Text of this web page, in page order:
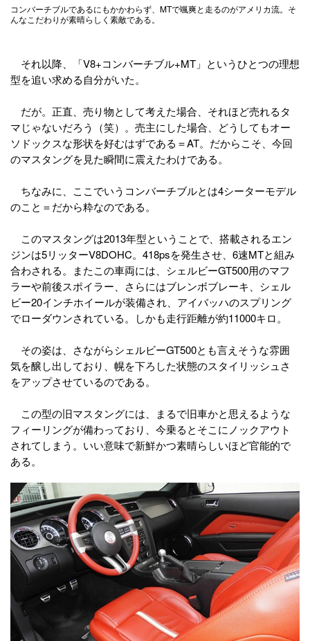
コンバーチブルであるにもかかわらず、MTで颯爽と走るのがアメリカ流。そ
んなこだわりが素晴らしく素敵である。
それ以降、「V8+コンバーチブル+MT」というひとつの理想
型を追い求める自分がいた。
だが。正直、売り物として考えた場合、それほど売れるタ
マじゃないだろう（笑）。売主にした場合、どうしてもオー
ソドックスな形状を好むはずである＝AT。だからこそ、今回
のマスタングを見た瞬間に震えたわけである。
ちなみに、ここでいうコンバーチブルとは4シーターモデル
のこと＝だから粋なのである。
このマスタングは2013年型ということで、搭載されるエン
ジンは5リッターV8DOHC。418psを発生させ、6速MTと組み
合わされる。またこの車両には、シェルビーGT500用のマフ
ラーや前後スポイラー、さらにはブレンボブレーキ、シェル
ビー20インチホイールが装備され、アイバッハのスプリング
でローダウンされている。しかも走行距離が約11000キロ。
その姿は、さながらシェルビーGT500とも言えそうな雰囲
気を醸し出しており、幌を下ろした状態のスタイリッシュさ
をアップさせているのである。
この型の旧マスタングには、まるで旧車かと思えるような
フィーリングが備わっており、今乗るとそこにノックアウト
されてしまう。いい意味で新鮮かつ素晴らしいほど官能的で
ある。